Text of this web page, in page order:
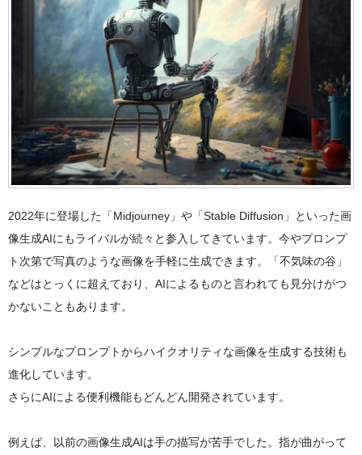
2022年に登場した「Midjourney」や「Stable Diffusion」といった画
像生成AIにもライバルが続々と参入してきています。今やプロンプ
ト次第で写真のような画像を手軽に生成できます。「不気味の谷」
などはとっくに超えており、AIによるものと言われても見分けがつ
かないこともあります。
シンプルなプロンプトからハイクオリティな画像を生成する技術も
進化しています。
さらにAIによる便利機能もどんどん開発されています。
例えば、以前の画像生成AIは手の描写が苦手でした。指が曲がって